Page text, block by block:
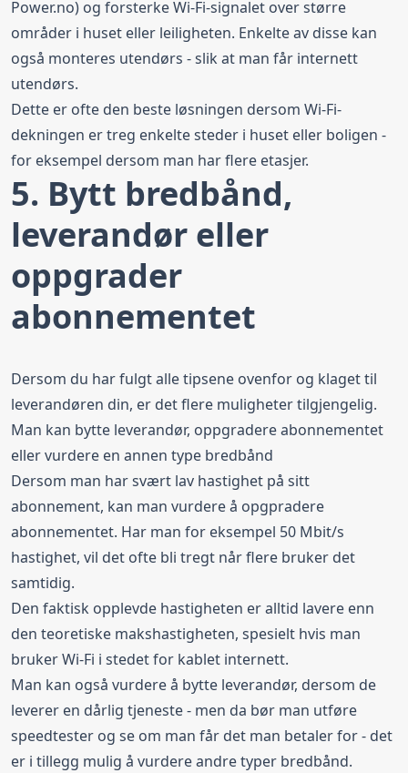
Power.no) og forsterke Wi-Fi-signalet over større
områder i huset eller leiligheten. Enkelte av disse kan
også monteres utendørs - slik at man får internett
utendørs.
Dette er ofte den beste løsningen dersom Wi-Fi-
dekningen er treg enkelte steder i huset eller boligen -
for eksempel dersom man har flere etasjer.
5. Bytt bredbånd,
leverandør eller
oppgrader
abonnementet
Dersom du har fulgt alle tipsene ovenfor og klaget til
leverandøren din, er det flere muligheter tilgjengelig.
Man kan bytte leverandør, oppgradere abonnementet
eller vurdere en annen type bredbånd
Dersom man har svært lav hastighet på sitt
abonnement, kan man vurdere å opgpradere
abonnementet. Har man for eksempel 50 Mbit/s
hastighet, vil det ofte bli tregt når flere bruker det
samtidig.
Den faktisk opplevde hastigheten er alltid lavere enn
den teoretiske makshastigheten, spesielt hvis man
bruker Wi-Fi i stedet for kablet internett.
Man kan også vurdere å bytte leverandør, dersom de
leverer en dårlig tjeneste - men da bør man utføre
speedtester og se om man får det man betaler for - det
er i tillegg mulig å vurdere andre typer bredbånd.